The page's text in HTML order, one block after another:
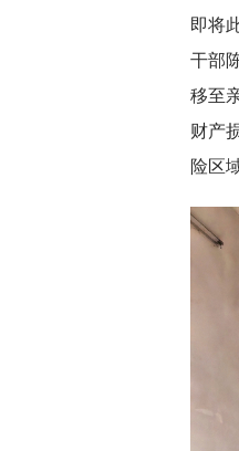
即将
干部
移至
财产
险区